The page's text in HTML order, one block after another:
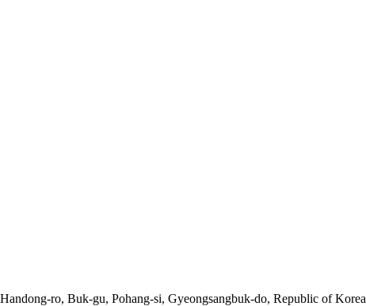
ro, Buk-gu, Pohang-si, Gyeongsangbuk-do, Republic of Korea